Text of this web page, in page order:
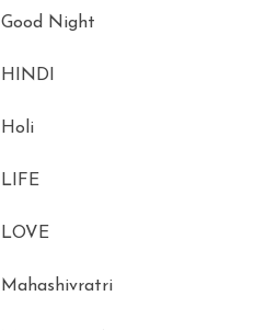
Good Night
HINDI
Holi
LIFE
LOVE
Mahashivratri